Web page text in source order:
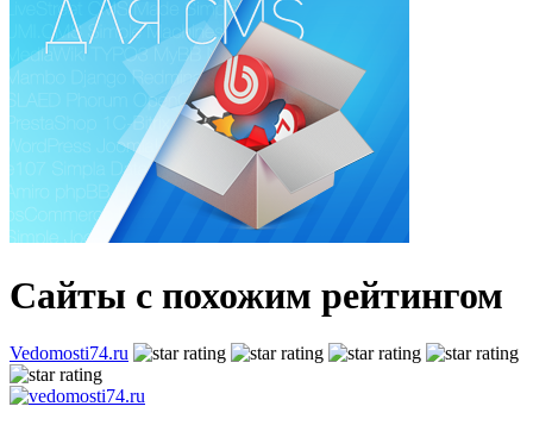
Сайты с похожим рейтингом
Vedomosti74.ru